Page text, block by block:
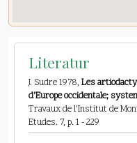
Literatur
J. Sudre 1978, Les
d'Europe occidentale;
Travaux de l'Institut de
Etudes. 7, p. 1 - 229